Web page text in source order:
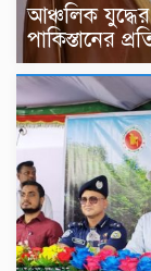
আঞ্চলিক
পাকিস্তানের